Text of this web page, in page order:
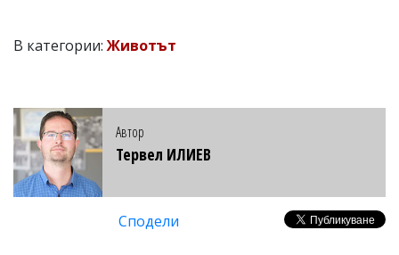
В категории:Животът
Автор
Тервел ИЛИЕВ
Сподели